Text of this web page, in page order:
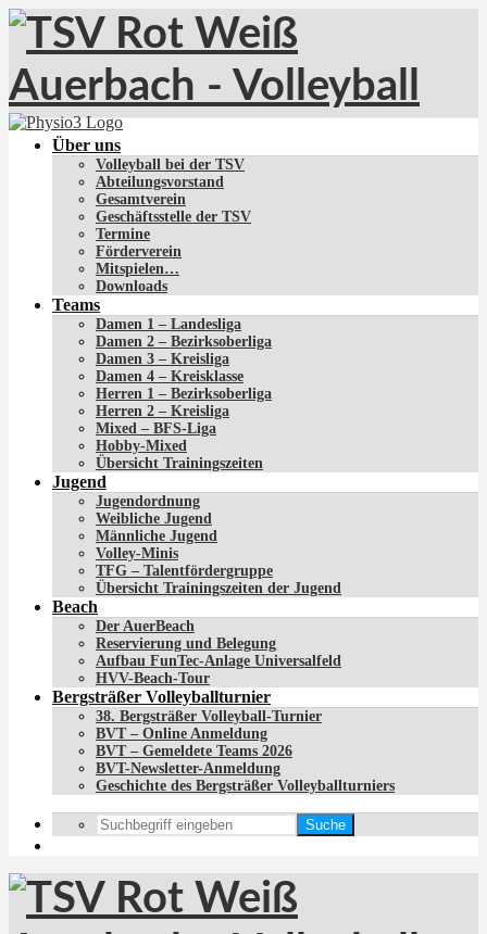
Über uns
Volleyball bei der TSV
Abteilungsvorstand
Gesamtverein
Geschäftsstelle der TSV
Termine
Förderverein
Mitspielen…
Downloads
Teams
Damen 1 – Landesliga
Damen 2 – Bezirksoberliga
Damen 3 – Kreisliga
Damen 4 – Kreisklasse
Herren 1 – Bezirksoberliga
Herren 2 – Kreisliga
Mixed – BFS-Liga
Hobby-Mixed
Übersicht Trainingszeiten
Jugend
Jugendordnung
Weibliche Jugend
Männliche Jugend
Volley-Minis
TFG – Talentfördergruppe
Übersicht Trainingszeiten der Jugend
Beach
Der AuerBeach
Reservierung und Belegung
Aufbau FunTec-Anlage Universalfeld
HVV-Beach-Tour
Bergsträßer Volleyballturnier
38. Bergsträßer Volleyball-Turnier
BVT – Online Anmeldung
BVT – Gemeldete Teams 2026
BVT-Newsletter-Anmeldung
Geschichte des Bergsträßer Volleyballturniers
Suche